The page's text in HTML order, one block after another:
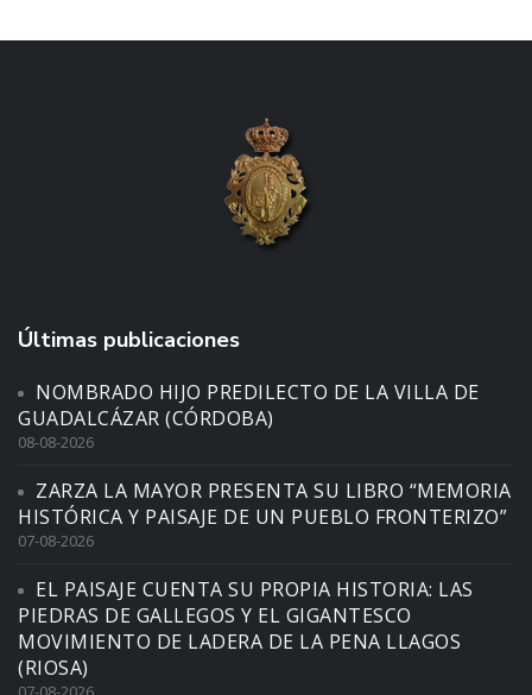
Últimas publicaciones
NOMBRADO HIJO PREDILECTO DE LA VILLA DE
GUADALCÁZAR (CÓRDOBA)
08-08-2026
ZARZA LA MAYOR PRESENTA SU LIBRO “MEMORIA
HISTÓRICA Y PAISAJE DE UN PUEBLO FRONTERIZO”
07-08-2026
EL PAISAJE CUENTA SU PROPIA HISTORIA: LAS
PIEDRAS DE GALLEGOS Y EL GIGANTESCO
MOVIMIENTO DE LADERA DE LA PENA LLAGOS
(RIOSA)